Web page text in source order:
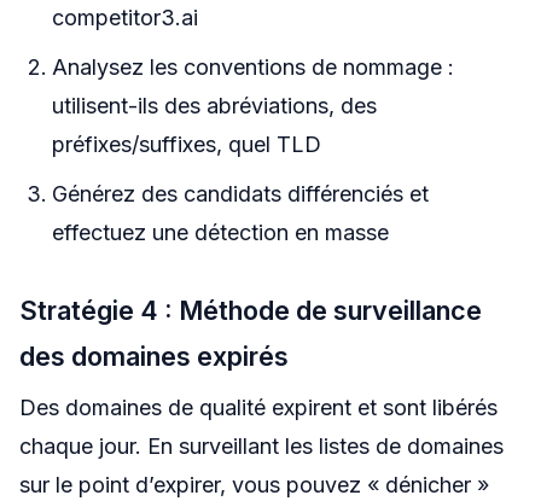
competitor3.ai
Analysez les conventions de nommage :
utilisent-ils des abréviations, des
préfixes/suffixes, quel TLD
Générez des candidats différenciés et
effectuez une détection en masse
Stratégie 4 : Méthode de surveillance
des domaines expirés
Des domaines de qualité expirent et sont libérés
chaque jour. En surveillant les listes de domaines
sur le point d’expirer, vous pouvez « dénicher »